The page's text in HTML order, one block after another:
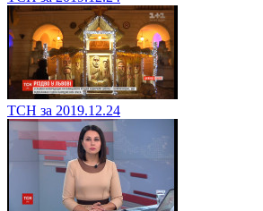
ТСН за 2019.12.24